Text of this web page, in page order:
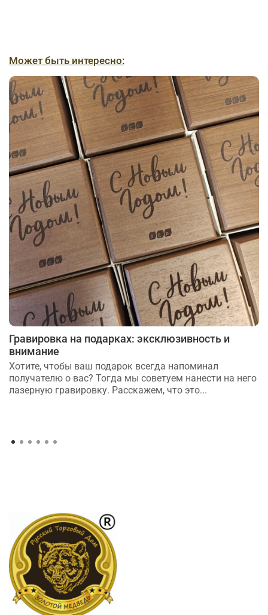
Может быть интересно:
Гравировка на подарках: эксклюзивность и
внимание
Хотите, чтобы ваш подарок всегда напоминал
получателю о вас? Тогда мы советуем нанести на него
лазерную гравировку. Расскажем, что это...